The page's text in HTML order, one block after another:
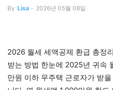
By Lisa - 2026년 05월 08일
2026 월세 세액공제 환급 총정
받는 방법 한눈에 2025년 귀속
만원 이하 무주택 근로자가 받